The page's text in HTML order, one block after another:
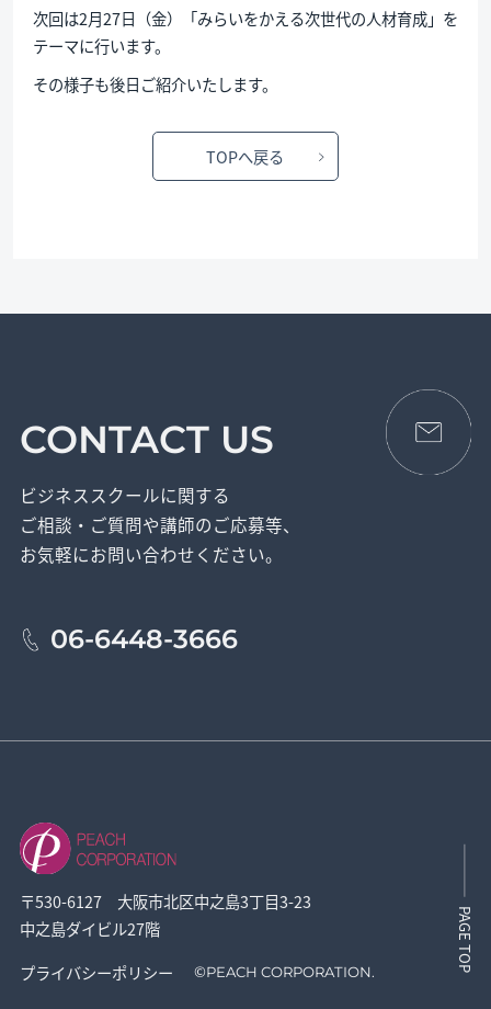
次回は2月27日（金）「みらいをかえる次世代の人材育成」を
テーマに行います。
その様子も後日ご紹介いたします。
TOPへ戻る
CONTACT US
ビジネススクールに関する
ご相談・ご質問や講師のご応募等、
お気軽にお問い合わせください。
06-6448-3666
〒530-6127 大阪市北区中之島3丁目3-23
中之島ダイビル27階
プライバシーポリシー
©PEACH CORPORATION. PAGE TOP